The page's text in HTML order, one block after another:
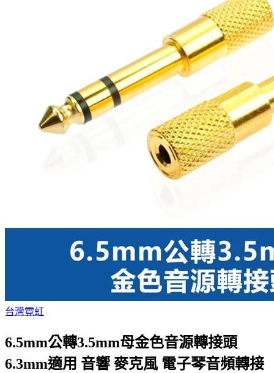
台灣霓虹
6.5mm公轉3.5mm母金色音源轉接頭
6.3mm適用 音響 麥克風 電子琴音頻轉接